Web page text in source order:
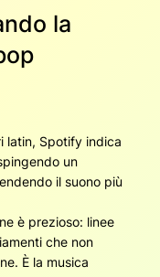
la
latin, Spotify indica
un
il suono più
è prezioso: linee
che non
È la musica